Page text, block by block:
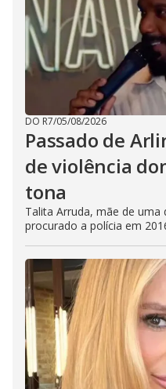
DO R7/05/08/2026
Passado de
de violência
tona
Talita Arruda, mãe de
procurado a polícia em